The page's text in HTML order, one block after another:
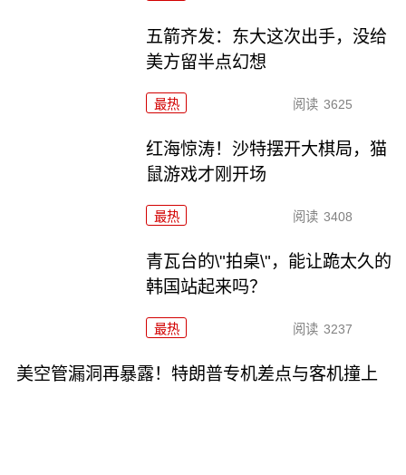
五箭齐发：东大这次出手，没给
美方留半点幻想
最热 阅读 3625
红海惊涛！沙特摆开大棋局，猫
鼠游戏才刚开场
最热 阅读 3408
青瓦台的\"拍桌\"，能让跪太久的
韩国站起来吗？
最热 阅读 3237
美空管漏洞再暴露！特朗普专机差点与客机撞上